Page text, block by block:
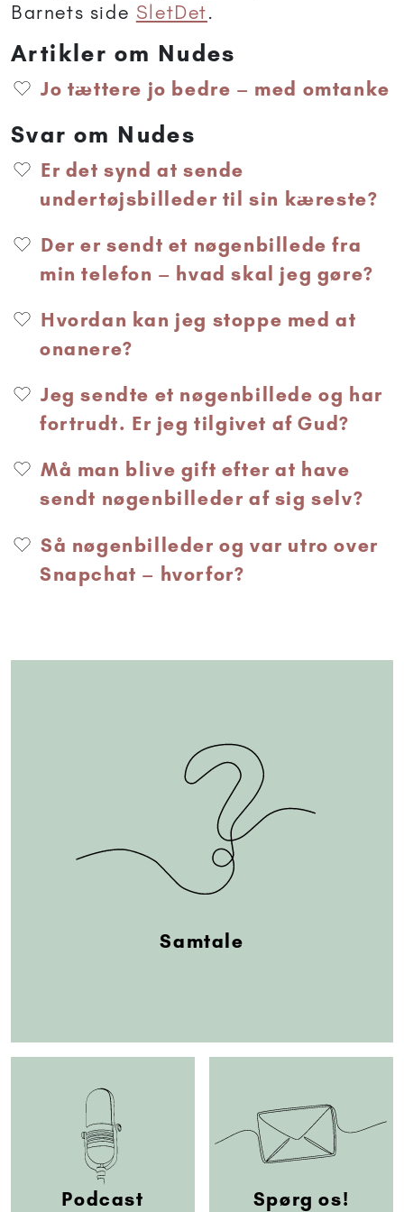
Barnets side SletDet.
Artikler om Nudes
Jo tættere jo bedre – med omtanke
Svar om Nudes
Er det synd at sende
undertøjsbilleder til sin kæreste?
Der er sendt et nøgenbillede fra
min telefon – hvad skal jeg gøre?
Hvordan kan jeg stoppe med at
onanere?
Jeg sendte et nøgenbillede og har
fortrudt. Er jeg tilgivet af Gud?
Må man blive gift efter at have
sendt nøgenbilleder af sig selv?
Så nøgenbilleder og var utro over
Snapchat – hvorfor?
Samtale
Podcast Spørg os!